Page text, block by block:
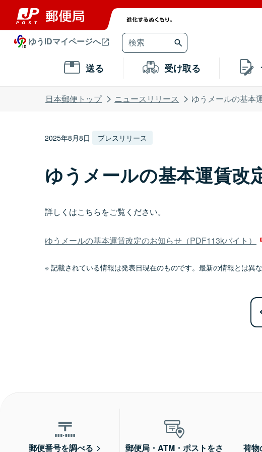
ゆうIDマイページへ
送る 受け取る
日本郵便トップ ニュースリリース ゆうメールの基本
2025年8月8日 プレスリリース
ゆうメールの基本運賃改
詳しくはこちらをご覧ください。
ゆうメールの基本運賃改定のお知らせ（PDF113kバイト）
記載されている情報は発表日現在のものです。最新の情報とは異
郵便番号を調べる 郵便局・ATM・ポストをさ 荷物